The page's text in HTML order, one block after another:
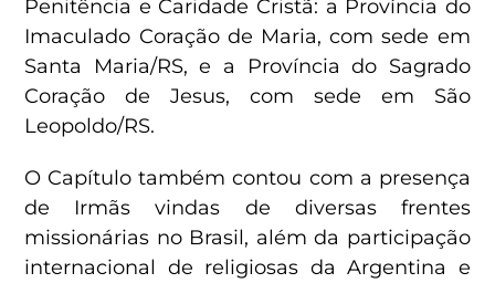
Penitência e Caridade Cristã: a Província do
Imaculado Coração de Maria, com sede em
Santa Maria/RS, e a Província do Sagrado
Coração de Jesus, com sede em São
Leopoldo/RS.
O Capítulo também contou com a presença
de Irmãs vindas de diversas frentes
missionárias no Brasil, além da participação
internacional de religiosas da Argentina e